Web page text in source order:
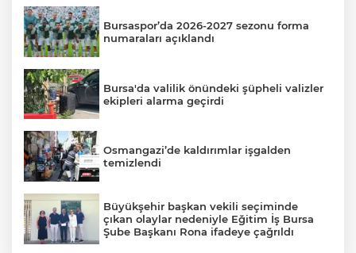
Bursaspor’da 2026-2027 sezonu forma
numaraları açıklandı
Bursa'da valilik önündeki şüpheli valizler
ekipleri alarma geçirdi
Osmangazi’de kaldırımlar işgalden
temizlendi
Büyükşehir başkan vekili seçiminde
çıkan olaylar nedeniyle Eğitim İş Bursa
Şube Başkanı Rona ifadeye çağrıldı